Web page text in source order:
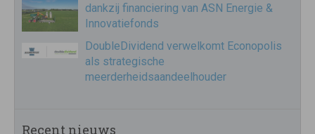
dankzij financiering van ASN Energie &
Innovatiefonds
DoubleDividend verwelkomt Econopolis
als strategische
meerderheidsaandeelhouder
Recent nieuws